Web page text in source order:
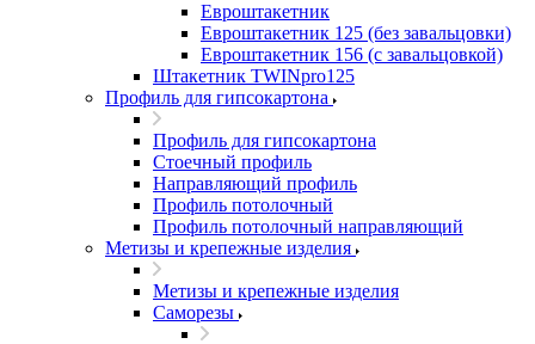
Евроштакетник
Евроштакетник 125 (без завальцовки)
Евроштакетник 156 (с завальцовкой)
Штакетник TWINpro125
Профиль для гипсокартона
Профиль для гипсокартона
Стоечный профиль
Направляющий профиль
Профиль потолочный
Профиль потолочный направляющий
Метизы и крепежные изделия
Метизы и крепежные изделия
Саморезы